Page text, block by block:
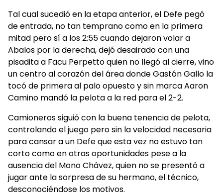
Tal cual sucedió en la etapa anterior, el Defe pegó
de entrada, no tan temprano como en la primera
mitad pero sí a los 2:55 cuando dejaron volar a
Abalos por la derecha, dejó desairado con una
pisadita a Facu Perpetto quien no llegó al cierre, vino
un centro al corazón del área donde Gastón Gallo la
tocó de primera al palo opuesto y sin marca Aaron
Camino mandó la pelota a la red para el 2-2.
Camioneros siguió con la buena tenencia de pelota,
controlando el juego pero sin la velocidad necesaria
para cansar a un Defe que esta vez no estuvo tan
corto como en otras oportunidades pese a la
ausencia del Mono Chávez, quien no se presentó a
jugar ante la sorpresa de su hermano, el técnico,
desconociéndose los motivos.